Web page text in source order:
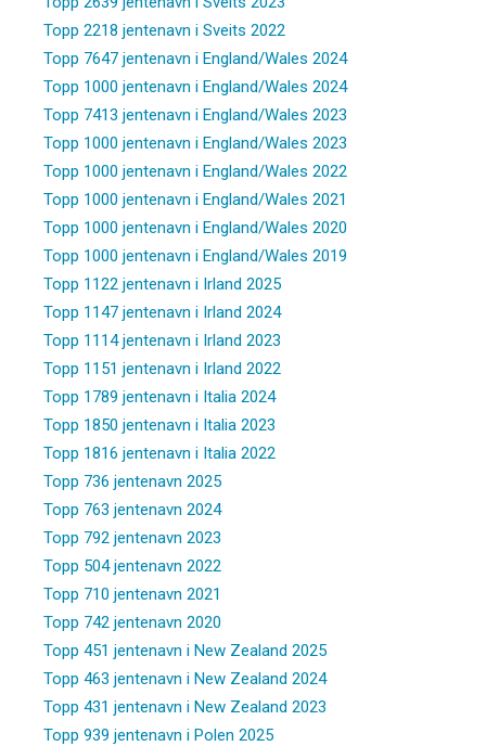
Topp 2218 jentenavn i Sveits 2022
Topp 7647 jentenavn i England/Wales 2024
Topp 1000 jentenavn i England/Wales 2024
Topp 7413 jentenavn i England/Wales 2023
Topp 1000 jentenavn i England/Wales 2023
Topp 1000 jentenavn i England/Wales 2022
Topp 1000 jentenavn i England/Wales 2021
Topp 1000 jentenavn i England/Wales 2020
Topp 1000 jentenavn i England/Wales 2019
Topp 1122 jentenavn i Irland 2025
Topp 1147 jentenavn i Irland 2024
Topp 1114 jentenavn i Irland 2023
Topp 1151 jentenavn i Irland 2022
Topp 1789 jentenavn i Italia 2024
Topp 1850 jentenavn i Italia 2023
Topp 1816 jentenavn i Italia 2022
Topp 736 jentenavn 2025
Topp 763 jentenavn 2024
Topp 792 jentenavn 2023
Topp 504 jentenavn 2022
Topp 710 jentenavn 2021
Topp 742 jentenavn 2020
Topp 451 jentenavn i New Zealand 2025
Topp 463 jentenavn i New Zealand 2024
Topp 431 jentenavn i New Zealand 2023
Topp 939 jentenavn i Polen 2025